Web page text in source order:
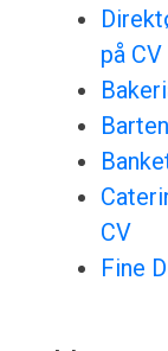
på CV
CV
Fine